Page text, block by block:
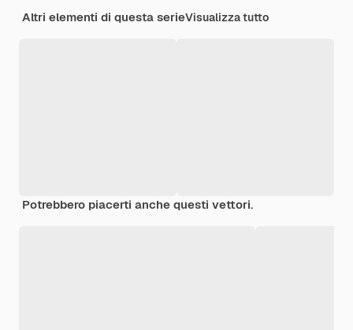
Altri elementi di questa serieVisualizza tutto
Potrebbero piacerti anche questi vettori.